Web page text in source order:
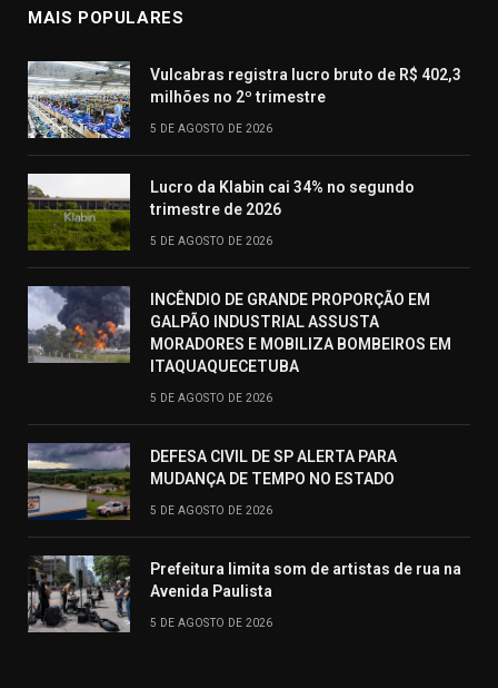
MAIS POPULARES
Vulcabras registra lucro bruto de R$ 402,3
milhões no 2º trimestre
5 DE AGOSTO DE 2026
Lucro da Klabin cai 34% no segundo
trimestre de 2026
5 DE AGOSTO DE 2026
INCÊNDIO DE GRANDE PROPORÇÃO EM
GALPÃO INDUSTRIAL ASSUSTA
MORADORES E MOBILIZA BOMBEIROS EM
ITAQUAQUECETUBA
5 DE AGOSTO DE 2026
DEFESA CIVIL DE SP ALERTA PARA
MUDANÇA DE TEMPO NO ESTADO
5 DE AGOSTO DE 2026
Prefeitura limita som de artistas de rua na
Avenida Paulista
5 DE AGOSTO DE 2026